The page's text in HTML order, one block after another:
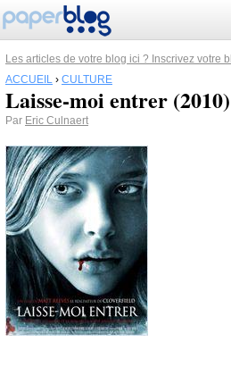
Les articles de votre blog ici ? Inscrivez votre
ACCUEIL › CULTURE
Laisse-moi entrer (2010)
Par Eric Culnaert